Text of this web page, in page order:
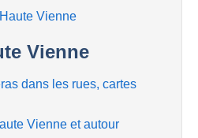
Vienne
Vienne
dans les rues, cartes
Vienne et autour